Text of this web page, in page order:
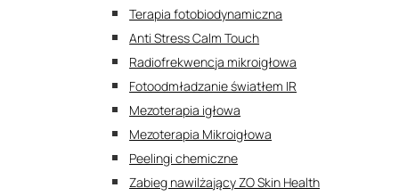
Terapia fotobiodynamiczna
Anti Stress Calm Touch
Radiofrekwencja mikroigłowa
Fotoodmładzanie światłem IR
Mezoterapia igłowa
Mezoterapia Mikroigłowa
Peelingi chemiczne
Zabieg nawilżający ZO Skin Health